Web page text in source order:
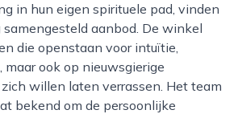
in hun eigen spirituele pad, vinden
samengesteld aanbod. De winkel
die openstaan voor intuïtie,
maar ook op nieuwsgierige
willen laten verrassen. Het team
bekend om de persoonlijke